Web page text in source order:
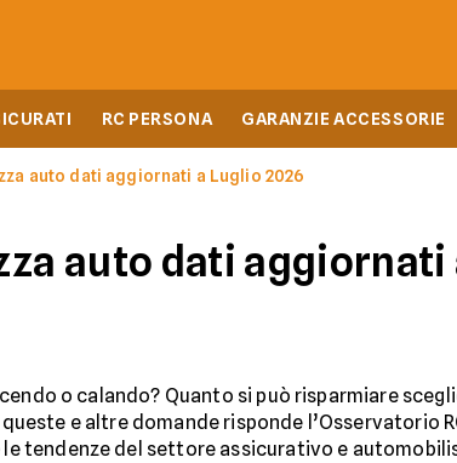
RC PERSONA GARANZIE ACCESSORIE
auto dati aggiornati a Luglio 2026
auto dati aggiornati
o calando? Quanto si può risparmiare
e altre domande risponde l’Osservatorio
tendenze del settore assicurativo e